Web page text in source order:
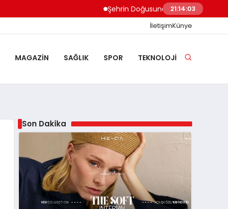
Şehrin Doğusundan Boğaz Kıyılarına
21:14:04
İletişimKünye
MAGAZIN SAĞLIK SPOR TEKNOLOJI
Son Dakika